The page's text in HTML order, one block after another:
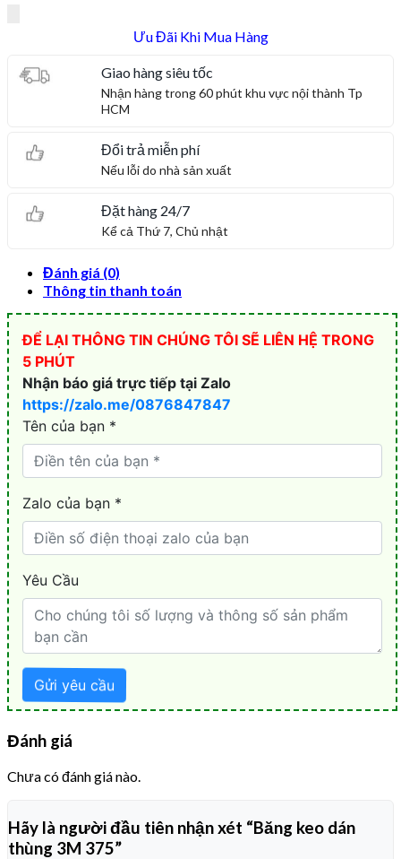
Ưu Đãi Khi Mua Hàng
Giao hàng siêu tốc
Nhận hàng trong 60 phút khu vực nội thành Tp
HCM
Đổi trả miễn phí
Nếu lỗi do nhà sản xuất
Đặt hàng 24/7
Kể cả Thứ 7, Chủ nhật
Đánh giá (0)
Thông tin thanh toán
Đánh giá
Chưa có đánh giá nào.
Hãy là người đầu tiên nhận xét “Băng keo dán
thùng 3M 375”